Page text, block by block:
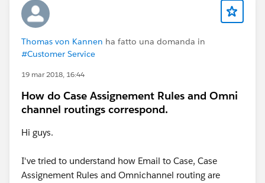
Thomas von Kannen ha fatto una domanda in
#Customer Service
19 mar 2018, 16:44
How do Case Assignement Rules and Omni
channel routings correspond.
Hi guys.
I've tried to understand how Email to Case, Case
Assignement Rules and Omnichannel routing are